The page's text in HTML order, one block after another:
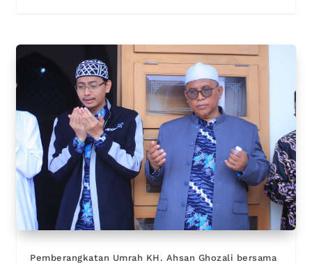
Pemberangkatan Umrah KH. Ahsan Ghozali bersama